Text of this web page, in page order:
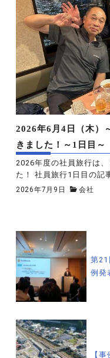
2026年6月4日（木）
きました！～1日目～
2026年度の社員旅行は
た！ 社員旅行1日目の記
2026年7月9日 会社
投
稿
ナ
ビ
ゲ
第21
例発
【